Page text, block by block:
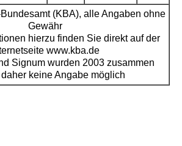
(KBA), alle Angaben ohne
Gewähr
hierzu finden Sie direkt auf der
www.kba.de
Signum wurden 2003 zusammen
keine Angabe möglich